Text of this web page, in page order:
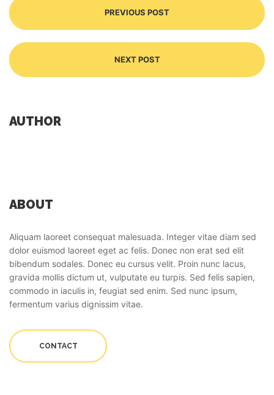
PREVIOUS POST
NEXT POST
AUTHOR
ABOUT
Aliquam laoreet consequat malesuada. Integer vitae diam sed
dolor euismod laoreet eget ac felis. Donec non erat sed elit
bibendum sodales. Donec eu cursus velit. Proin nunc lacus,
gravida mollis dictum ut, vulputate eu turpis. Sed felis sapien,
commodo in iaculis in, feugiat sed enim. Sed nunc ipsum,
fermentum varius dignissim vitae.
CONTACT